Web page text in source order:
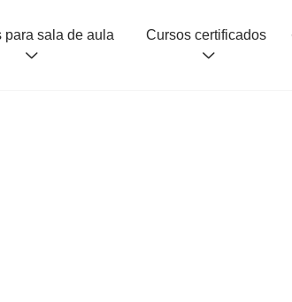
para sala de aula Cursos certificados